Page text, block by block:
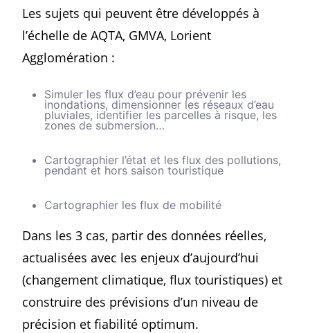
Les sujets qui peuvent être développés à
l’échelle de AQTA, GMVA, Lorient
Agglomération :
Simuler les flux d’eau pour prévenir les
inondations, dimensionner les réseaux d’eau
pluviales, identifier les parcelles à risque, les
zones de submersion…
Cartographier l’état et les flux des pollutions,
pendant et hors saison touristique
Cartographier les flux de mobilité
Dans les 3 cas, partir des données réelles,
actualisées avec les enjeux d’aujourd’hui
(changement climatique, flux touristiques) et
construire des prévisions d’un niveau de
précision et fiabilité optimum.